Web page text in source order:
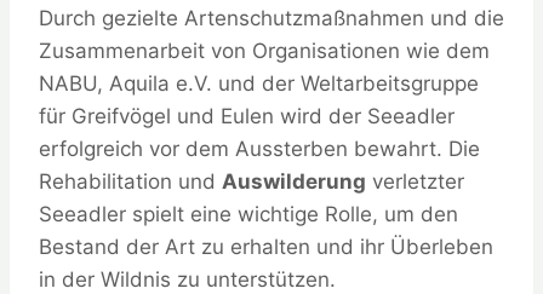
Durch gezielte Artenschutzmaßnahmen und die
Zusammenarbeit von Organisationen wie dem
NABU, Aquila e.V. und der Weltarbeitsgruppe
für Greifvögel und Eulen wird der Seeadler
erfolgreich vor dem Aussterben bewahrt. Die
Rehabilitation und Auswilderung verletzter
Seeadler spielt eine wichtige Rolle, um den
Bestand der Art zu erhalten und ihr Überleben
in der Wildnis zu unterstützen.